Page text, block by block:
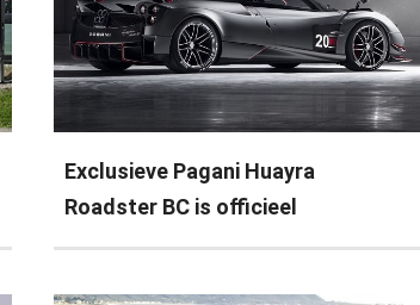
Exclusieve Pagani Huayra
Roadster BC is officieel